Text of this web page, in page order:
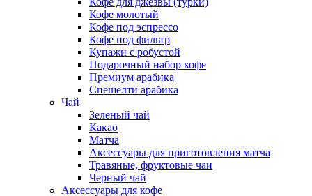
Кофе молотый
Кофе под эспрессо
Кофе под фильтр
Купажи с робустой
Подарочный набор кофе
Премиум арабика
Спешелти арабика
Чай
Зеленый чай
Какао
Матча
Аксессуары для приготовления матча
Травяные, фруктовые чаи
Черный чай
Аксессуары для кофе